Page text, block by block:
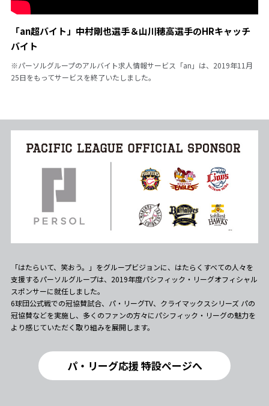
「an超バイト」中村剛也選手＆山川穂高選手のHRキャッチ
バイト
※パーソルグループのアルバイト求人情報サービス「an」は、2019年11月
25日をもってサービスを終了いたしました。
「はたらいて、笑おう。」をグループビジョンに、はたらくすべての人々を
支援するパーソルグループは、2019年度パシフィック・リーグオフィシャル
スポンサーに就任しました。
6球団公式戦での冠協賛試合、パ・リーグTV、クライマックスシリーズ パの
冠協賛などを実施し、多くのファンの方々にパシフィック・リーグの魅力を
より感じていただく取り組みを展開します。
パ・リーグ応援 特設ページへ